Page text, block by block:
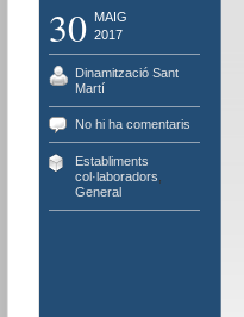
30
MAIG
2017
Dinamització Sant
Martí
No hi ha comentaris
Establiments
col·laboradors
General